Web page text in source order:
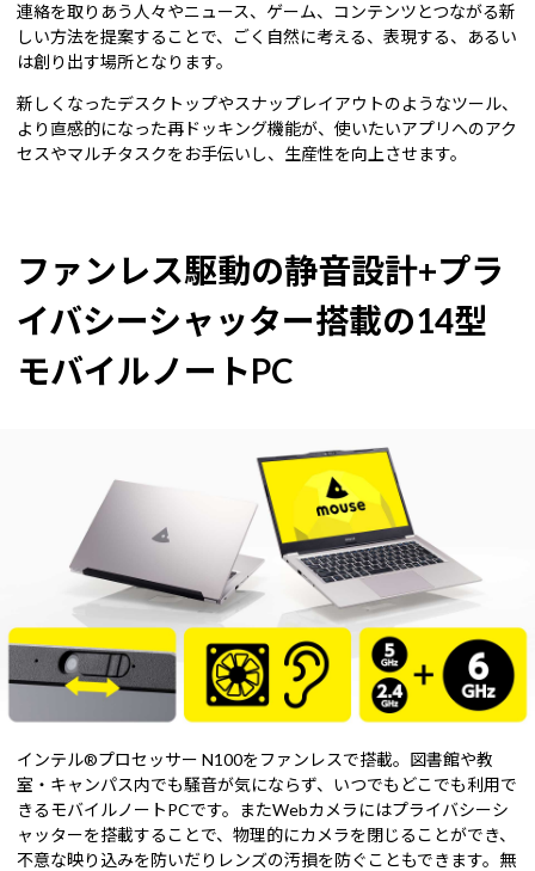
連絡を取りあう人々やニュース、ゲーム、コンテンツとつながる新
しい方法を提案することで、ごく自然に考える、表現する、あるい
は創り出す場所となります。
新しくなったデスクトップやスナップレイアウトのようなツール、
より直感的になった再ドッキング機能が、使いたいアプリへのアク
セスやマルチタスクをお手伝いし、生産性を向上させます。
ファンレス駆動の静音設計+プラ
イバシーシャッター搭載の14型
モバイルノートPC
インテル®プロセッサー N100をファンレスで搭載。図書館や教
室・キャンパス内でも騒音が気にならず、いつでもどこでも利用で
きるモバイルノートPCです。またWebカメラにはプライバシーシ
ャッターを搭載することで、物理的にカメラを閉じることができ、
不意な映り込みを防いだりレンズの汚損を防ぐこともできます。無